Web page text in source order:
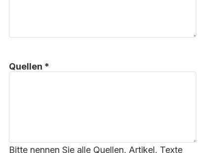
Quellen *
Bitte nennen Sie alle Quellen, Artikel, Texte